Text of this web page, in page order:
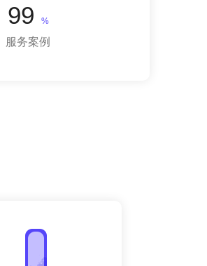
99 %
服务案例